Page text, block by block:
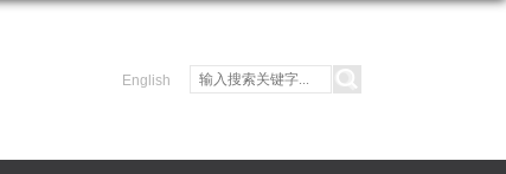
English